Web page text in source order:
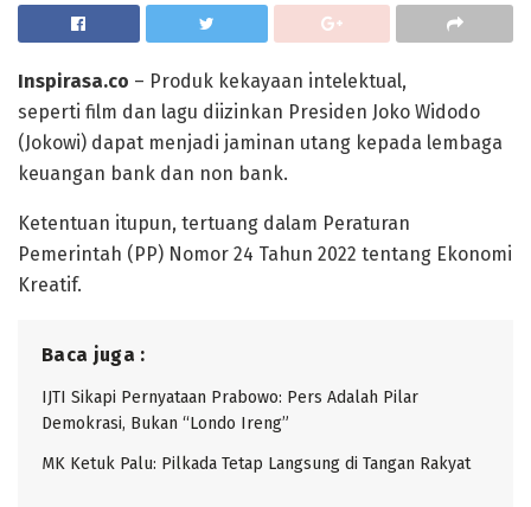
Inspirasa.co – Produk kekayaan intelektual,
seperti film dan lagu diizinkan Presiden Joko Widodo
(Jokowi) dapat menjadi jaminan utang kepada lembaga
keuangan bank dan non bank.
Ketentuan itupun, tertuang dalam Peraturan
Pemerintah (PP) Nomor 24 Tahun 2022 tentang Ekonomi
Kreatif.
Baca juga :
IJTI Sikapi Pernyataan Prabowo: Pers Adalah Pilar
Demokrasi, Bukan “Londo Ireng”
MK Ketuk Palu: Pilkada Tetap Langsung di Tangan Rakyat